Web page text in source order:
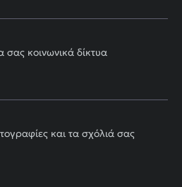
σας κοινωνικά δίκτυα
και τα σχόλιά σας